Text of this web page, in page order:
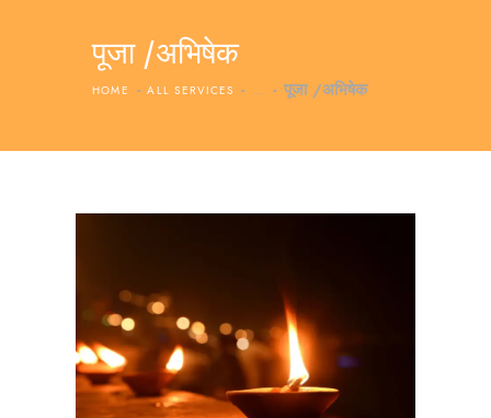
पूजा /अभिषेक
HOME ALL SERVICES ... पूजा /अभिषेक